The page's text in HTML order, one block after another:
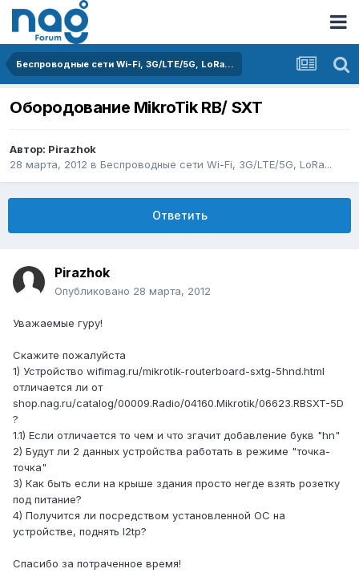
Беспроводные сети Wi-Fi, 3G/LTE/5G, LoRa...
Обородование MikroTik RB/ SXT
Автор: Pirazhok
28 марта, 2012 в Беспроводные сети Wi-Fi, 3G/LTE/5G, LoRa...
Ответить
Pirazhok
Опубликовано 28 марта, 2012
Уважаемые гуру!
Скажите пожалуйста
1) Устройство wifimag.ru/mikrotik-routerboard-sxtg-5hnd.html
отличается ли от
shop.nag.ru/catalog/00009.Radio/04160.Mikrotik/06623.RBSXT-5D
?
1.1) Если отличается то чем и что згачит добавление букв "hn"
2) Будут ли 2 данных устройства работать в режиме "точка-
точка"
3) Как быть если на крыше здания просто негде взять розетку
под питание?
4) Получится ли посредством установленной ОС на
устройстве, поднять l2tp?
Спасибо за потраченное время!